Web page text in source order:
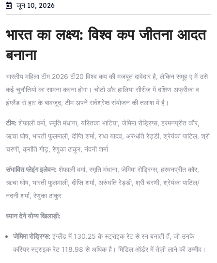
जून 10, 2026
भारत का लक्ष्य: विश्व कप जीतना आदत
बनाना
भारतीय महिला टीम 2026 टी20 विश्व कप की मजबूत दावेदार है, लेकिन समूह ए में उसे
कई चुनौतियों का सामना करना होगा। चोटों और हालिया सीरीज में दक्षिण अफ्रीका व
इंग्लैंड से हार के बावजूद, टीम अपने सर्वश्रेष्ठ संयोजन की तलाश में है।
टीम: शेफाली वर्मा, स्मृति मंधाना, यस्तिका भाटिया, जेमिमा रोड्रिग्स, हरमनप्रीत कौर,
ऋचा घोष, भारती फुलमाली, दीप्ति शर्मा, राधा यादव, अरुंधति रेड्डी, श्रेयंका पाटिल, श्री
चरणी, क्रांति गौड़, रेणुका ठाकुर, नंदनी शर्मा
संभावित प्लेइंग इलेवन: शेफाली वर्मा, स्मृति मंधाना, जेमिमा रोड्रिग्स, हरमनप्रीत कौर,
ऋचा घोष, भारती फुलमाली, दीप्ति शर्मा, अरुंधति रेड्डी, श्री चरणी, श्रेयंका पाटिल/
नंदनी शर्मा, रेणुका ठाकुर
ध्यान देने योग्य खिलाड़ी:
जेमिमा रोड्रिग्स: इंग्लैंड में 130.25 के स्ट्राइक रेट से रन बनाती हैं, जो उनके
करियर स्ट्राइक रेट 118.98 से अधिक है। मिडिल ऑर्डर में तेज़ी लाने की उम्मीद।